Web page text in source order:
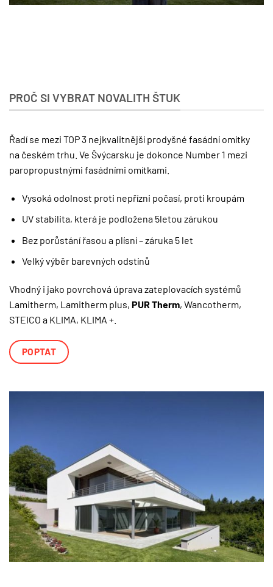
PROČ SI VYBRAT NOVALITH ŠTUK
Řadí se mezi TOP 3 nejkvalitnější prodyšné fasádní omítky
na českém trhu. Ve Švýcarsku je dokonce Number 1 mezi
paropropustnými fasádními omítkami.
Vysoká odolnost proti nepřízni počasí, proti kroupám
UV stabilita, která je podložena 5letou zárukou
Bez porůstání řasou a plísní – záruka 5 let
Velký výběr barevných odstínů
Vhodný i jako povrchová úprava zateplovacích systémů
Lamitherm, Lamitherm plus, PUR Therm, Wancotherm,
STEICO a KLIMA, KLIMA +.
POPTAT